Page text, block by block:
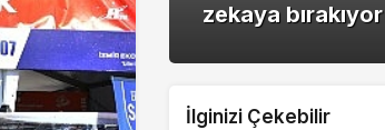
keyfi Ormanya’da
İlginizi Çekebilir